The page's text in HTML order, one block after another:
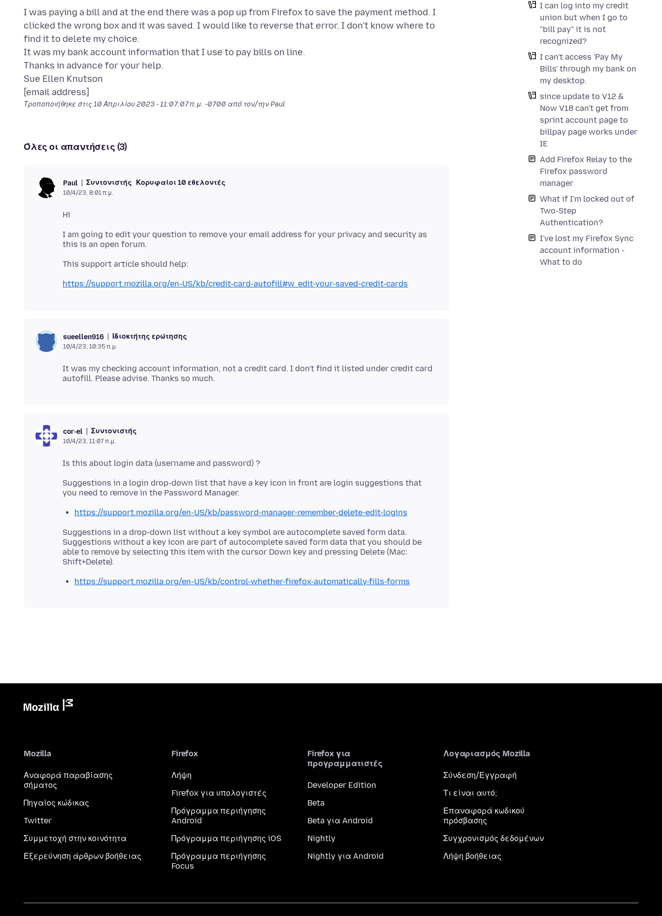
I can log into my credit
union but when I go to
"bill pay" it is not
recognized?
I can't access 'Pay My
Bills' through my bank on
my desktop.
since update to V12 &
Now V18 can't get from
sprint account page to
billpay page works under
IE
Add Firefox Relay to the
Firefox password
manager
What if I'm locked out of
Two-Step
Authentication?
I've lost my Firefox Sync
account information -
What to do
I was paying a bill and at the end there was a pop up from Firefox to save the payment method. I
clicked the wrong box and it was saved. I would like to reverse that error. I don't know where to
find it to delete my choice.
It was my bank account information that I use to pay bills on line.
Thanks in advance for your help.
Sue Ellen Knutson
Τροποποιήθηκε στις 10 Απριλίου 2023 - 11:07:07 π.μ. -0700 από τον/την Paul
Όλες οι απαντήσεις (3)
Paul Συντονιστής Κορυφαίοι 10 εθελοντές
10/4/23, 8:01 π.μ.
I am going to edit your question to remove your email address for your privacy and security as
https://support.mozilla.org/en-US/kb/credit-card-autofill#w_edit-your-saved-credit-cards
sueellen916 Ιδιοκτήτης ερώτησης
10/4/23, 10:35 π.μ.
It was my checking account information, not a credit card. I don't find it listed under credit card
cor-el Συντονιστής
10/4/23, 11:07 π.μ.
Suggestions in a login drop-down list that have a key icon in front are login suggestions that
https://support.mozilla.org/en-US/kb/password-manager-remember-delete-edit-logins
Suggestions in a drop-down list without a key symbol are autocomplete saved form data.
Suggestions without a key icon are part of autocomplete saved form data that you should be
able to remove by selecting this item with the cursor Down key and pressing Delete (Mac:
https://support.mozilla.org/en-US/kb/control-whether-firefox-automatically-fills-forms
Mozilla
Αναφορά παραβίασης
σήματος
Πηγαίος κώδικας
Twitter
Συμμετοχή στην κοινότητα
Εξερεύνηση άρθρων βοήθειας
Firefox
Λήψη
Firefox για υπολογιστές
Πρόγραμμα περιήγησης
Android
Πρόγραμμα περιήγησης iOS
Πρόγραμμα περιήγησης
Focus
Firefox για
προγραμματιστές
Developer Edition
Beta
Beta για Android
Nightly
Nightly για Android
Λογαριασμός Mozilla
Σύνδεση/Εγγραφή
Τι είναι αυτό;
Επαναφορά κωδικού
πρόσβασης
Συγχρονισμός δεδομένων
Λήψη βοήθειας